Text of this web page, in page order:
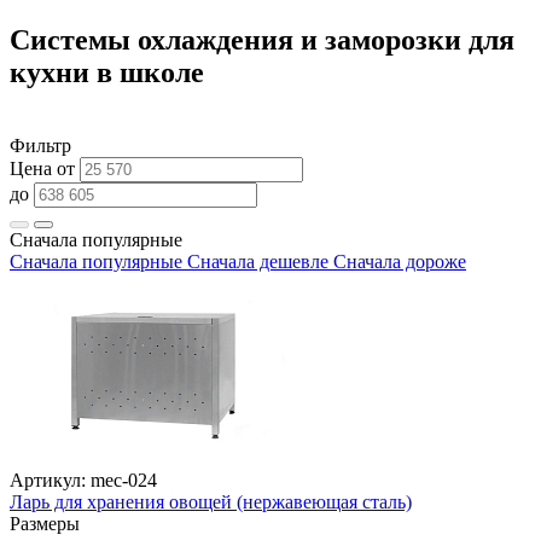
Системы охлаждения и заморозки для
кухни в школе
Фильтр
Цена от
до
Сначала популярные
Сначала популярные Сначала дешевле Сначала дороже
Артикул: mec-024
Ларь для хранения овощей (нержавеющая сталь)
Размеры